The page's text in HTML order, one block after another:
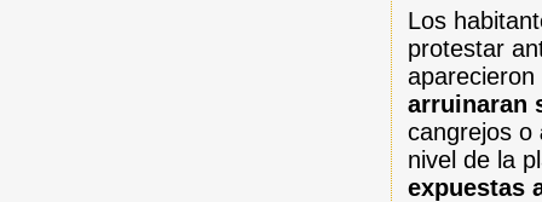
Los
protestar
arruinaran
cangrejos o
nivel de la
expuestas